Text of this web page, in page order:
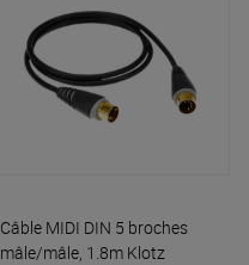
Câble MIDI DIN 5 broches
mâle/mâle, 1.8m Klotz